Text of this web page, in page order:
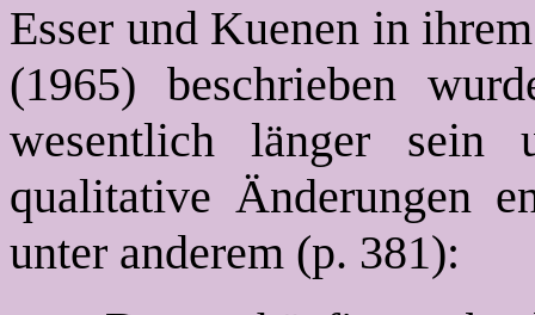
Esser und Kuenen in
(1965) beschrieben
wesentlich länger sein
qualitative Änderungen
unter anderem (p. 381):